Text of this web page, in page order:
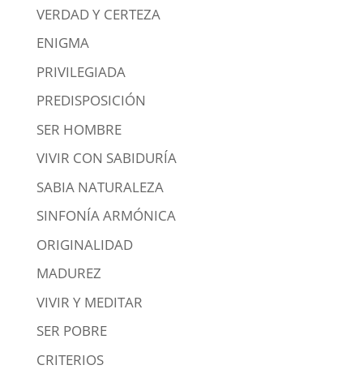
VERDAD Y CERTEZA
ENIGMA
PRIVILEGIADA
PREDISPOSICIÓN
SER HOMBRE
VIVIR CON SABIDURÍA
SABIA NATURALEZA
SINFONÍA ARMÓNICA
ORIGINALIDAD
MADUREZ
VIVIR Y MEDITAR
SER POBRE
CRITERIOS